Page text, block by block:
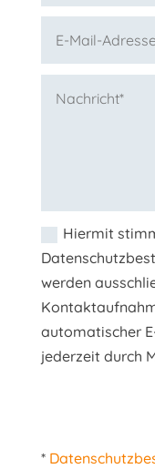
Hiermit
werden
automatischer
jederzeit durch
*